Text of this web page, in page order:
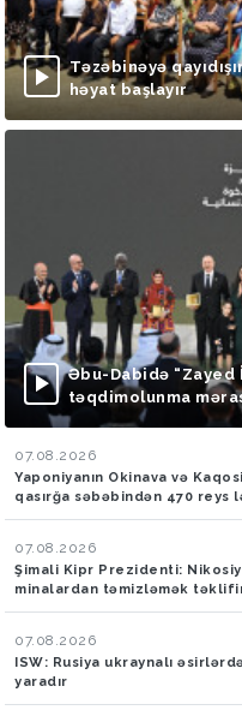
Təzəbinəyə
həyat başlayır
Əbu-Dabidə “Zayed
təqdimolunma
07.08.2026
Yaponiyanın Okinava və
qasırğa səbəbindən 470 reys
07.08.2026
Şimali Kipr Prezidenti:
minalardan təmizləmək
07.08.2026
ISW: Rusiya ukraynalı
yaradır